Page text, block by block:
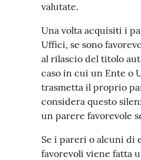
valutate.
Una volta acquisiti i
Uffici, se sono
al rilascio del titolo
caso in cui un Ente o
trasmetta il proprio
considera questo
un parere favorevole
Se i pareri o alcuni di
favorevoli viene fatta